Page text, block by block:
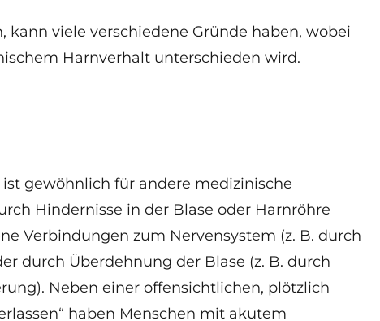
kann viele verschiedene Gründe haben, wobei
Harnverhalt unterschieden wird.
gewöhnlich für andere medizinische
Hindernisse in der Blase oder Harnröhre
Verbindungen zum Nervensystem (z. B. durch
durch Überdehnung der Blase (z. B. durch
Neben einer offensichtlichen, plötzlich
haben Menschen mit akutem